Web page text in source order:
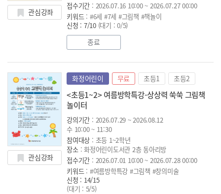
접수기간 : 2026.07.16 10:00 ~ 2026.07.27 00:00
키워드 : #6세 #7세 #그림책 #책놀이
신청 : 7/10 (대기 : 0/5)
종료
관심강좌
화정어린이 무료 초등1 초등2
<초등1~2> 여름방학특강-상상력 쑥쑥 그림책
놀이터
강의기간 : 2026.07.29 ~ 2026.08.12
수 10:00 ~ 11:30
참여대상 : 초등 1~2학년
장소 : 화정어린이도서관 2층 동아리방
접수기간 : 2026.07.01 10:00 ~ 2026.07.28 00:00
키워드 : #여름방학특강 #그림책 #창의미술
신청 : 14/15
(대기 : 5/5)
관심강좌